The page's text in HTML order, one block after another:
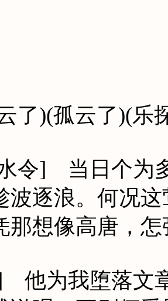
)(孤云了)(乐
令] 当日个为
波逐浪。何况
那想像高唐，
他为我堕落文